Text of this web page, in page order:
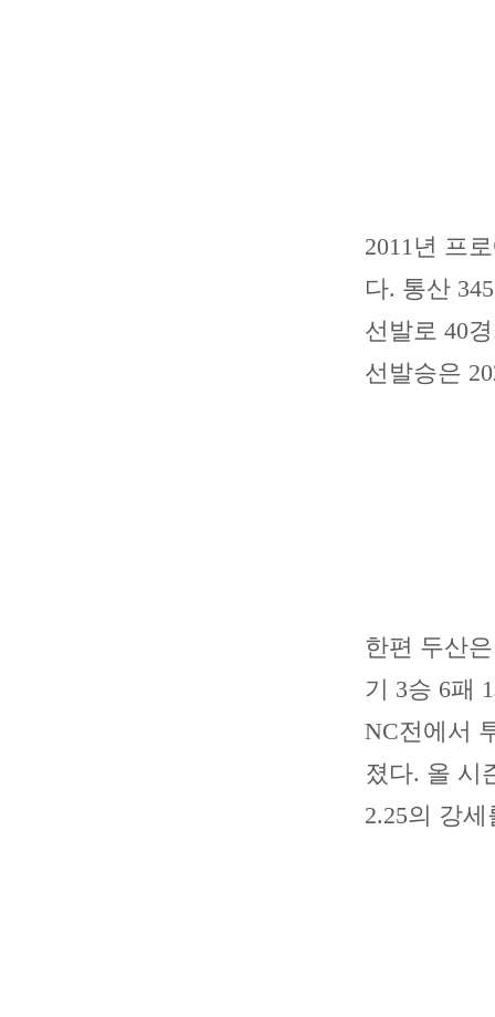
2011년 프
다. 통산
선발로 40
선발승은
한편 두산
기 3승 6패
NC전에서
졌다. 올 시
2.25의 강